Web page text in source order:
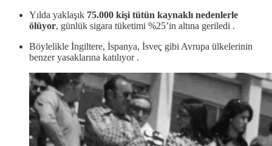
Yılda yaklaşık 75.000 kişi tütün kaynaklı nedenlerle
ölüyor, günlük sigara tüketimi %25’in altına geriledi .
Böylelikle İngiltere, İspanya, İsveç gibi Avrupa ülkelerinin
benzer yasaklarına katılıyor .